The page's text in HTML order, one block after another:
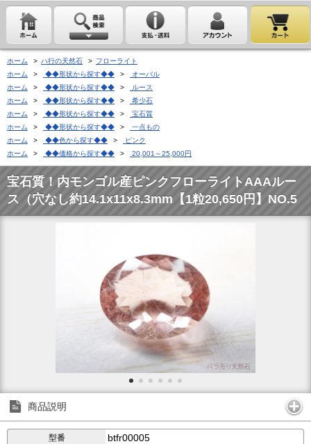
ホーム > ハ行の天然石 > フローライト
ホーム
> ◆◆形状から探す◆◆ >
オーバル
ホーム
> ◆◆形状から探す◆◆ >
ルース
ホーム
> ◆◆形状から探す◆◆ >
希少石
ホーム
> ◆◆形状から探す◆◆ >
宝石質
ホーム
> ◆◆形状から探す◆◆ >
一点もの
ホーム
> ◆◆色から探す◆◆ >
ピンク
ホーム
> ◆◆価格から探す◆◆ > 20,001～25,000円
宝石質！内モンゴル産ピンクフローライトAAAルー
ス（穴なし約14.1x11x8.3mm【1粒20,650円】NO.5
商品説明
型番 btfr00005